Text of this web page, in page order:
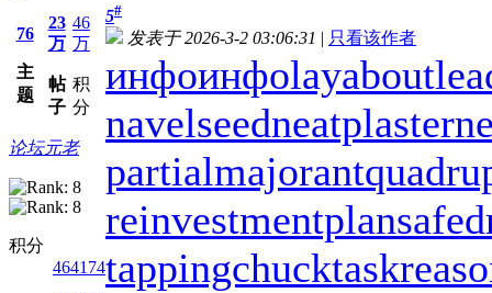
76
主
题
23
万
帖
子
46
万
积
分
论坛元老
积分
464174
5#
发表于 2026-3-2 03:06:31 | 只看该作者
инфоинфоlayabout
navelseedneatplaster
partialmajorant
reinvestmentplan
tappingchuck